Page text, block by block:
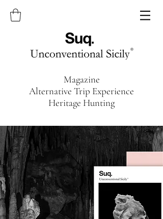
Magazine
Alternative Trip Experience
Heritage Hunting